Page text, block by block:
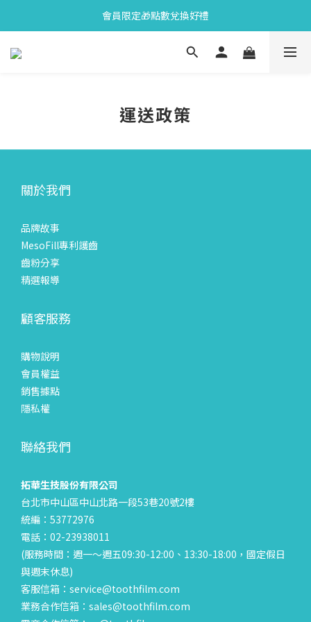
會員限定🎁點數兌換好禮
會員限定🎁點數兌換好禮
全新上市🫧變色牙膏加碼送好禮
運送政策
關於我們
品牌故事
MesoFill專利護齒
齒粉分享
精選報導
顧客服務
購物說明
會員權益
銷售據點
隱私權
聯絡我們
拓華生技股份有限公司
台北市中山區中山北路一段53巷20號2樓
統編：53772976
電話：02-23938011
(服務時間：週一～週五09:30-12:00、13:30-18:00，國定假日
與週末休息)
客服信箱：service@toothfilm.com
業務合作信箱：sales@toothfilm.com